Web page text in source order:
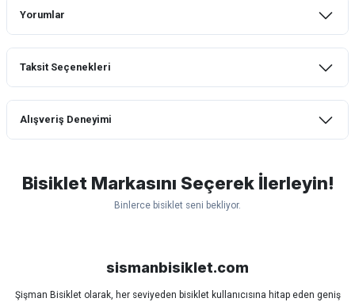
Yorumlar
Taksit Seçenekleri
Alışveriş Deneyimi
lastik yanak kısmından 3cm yarıldı ama
normal sürüşe uygun
Bahriye Akay Tan | 21/07/2026
Bisiklet Markasını Seçerek İlerleyin!
Binlerce bisiklet seni bekliyor.
sismanbisiklet.com
Şişman Bisiklet olarak, her seviyeden bisiklet kullanıcısına hitap eden geniş